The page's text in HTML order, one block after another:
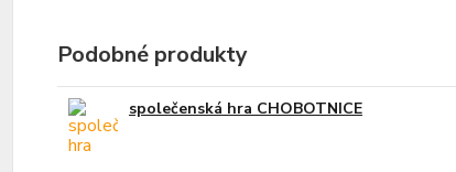
Podobné produkty
společenská hra CHOBOTNICE